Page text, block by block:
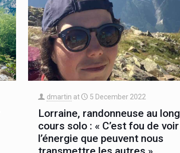
dmartin at 5 December 2022
Lorraine, randonneuse au long
cours solo : « C’est fou de voir
l’énergie que peuvent nous